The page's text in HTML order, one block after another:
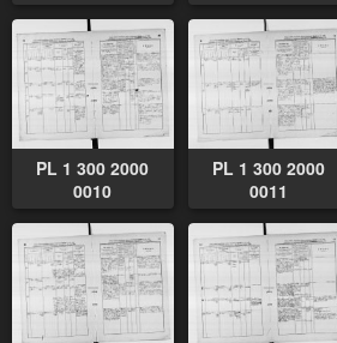
PL 1 300 2000
0010
PL 1 300 2000
0011